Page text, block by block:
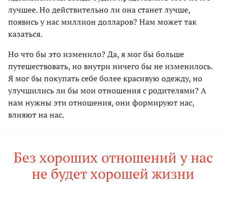
лучшее. Но действительно ли она станет лучше,
появись у нас миллион долларов? Нам может так
казаться.
Но что бы это изменило? Да, я мог бы больше
путешествовать, но внутри ничего бы не изменилось.
Я мог бы покупать себе более красивую одежду, но
улучшились ли бы мои отношения с родителями? А
нам нужны эти отношения, они формируют нас,
влияют на нас.
Без хороших отношений у нас
не будет хорошей жизни